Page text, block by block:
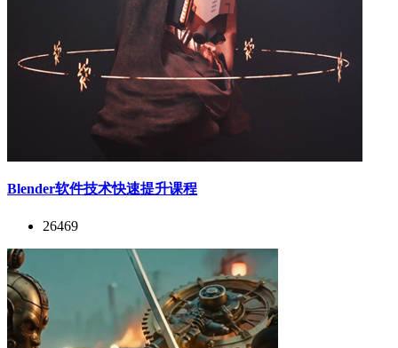
Blender软件技术快速提升课程
26469